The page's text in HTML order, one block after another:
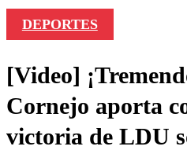
DEPORTES
[Video]
Cornejo aporta
victoria de LDU